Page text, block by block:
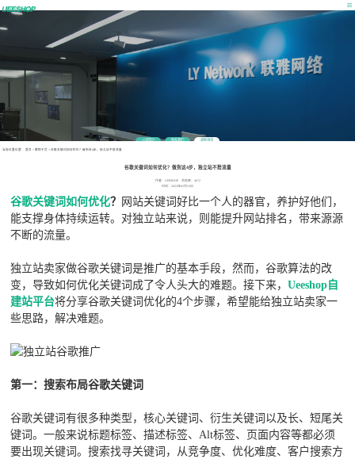
公司简介 联系我们 最新消息
当前位置位置： 首页 > 营销干货> 谷歌关键词如何优化？做到这4步，独立站不愁流量
谷歌关键词如何优化？做到这4步，独立站不愁流量
作者：UEESHOP 浏览数：4672
时间：2022年05月23日
谷歌关键词如何优化？ 网站关键词好比一个人的器官，养护好他们，
能支撑身体持续运转。对独立站来说，则能提升网站排名，带来源源
不断的流量。
独立站卖家做谷歌关键词是推广的基本手段，然而，谷歌算法的改
变，导致如何优化关键词成了令人头大的难题。接下来，Ueeshop自
建站平台将分享谷歌关键词优化的4个步骤，希望能给独立站卖家一
些思路，解决难题。
第一：搜索布局谷歌关键词
谷歌关键词有很多种类型，核心关键词、衍生关键词以及长、短尾关
键词。一般来说标题标签、描述标签、Alt标签、页面内容等都必须
要出现关键词。搜索找寻关键词，从竞争度、优化难度、客户搜索方